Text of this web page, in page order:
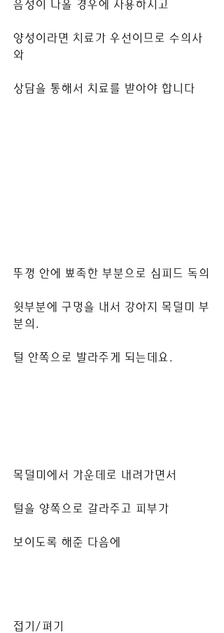
음성이 나올 경우에 사용하시고
양성이라면 치료가 우선이므로 수의사
와
상담을 통해서 치료를 받아야 합니다
뚜껑 안에 뾰족한 부분으로 심피드 독의
윗부분에 구멍을 내서 강아지 목덜미 부
분의.
털 안쪽으로 발라주게 되는데요.
목덜미에서 가운데로 내려가면서
털을 양쪽으로 갈라주고 피부가
보이도록 해준 다음에
접기/펴기